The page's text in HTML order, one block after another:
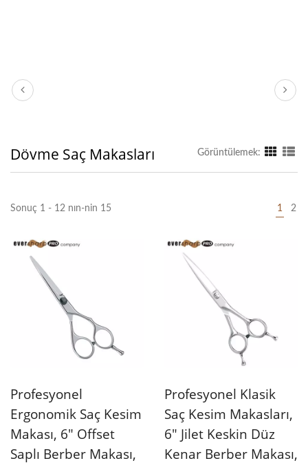
Dövme Saç Makasları Görüntülemek:
Sonuç 1 - 12 nın-nin 15 1 2
Profesyonel
Ergonomik Saç Kesim
Makası, 6" Offset
Saplı Berber Makası,
Profesyonel Klasik
Saç Kesim Makasları,
6" Jilet Keskin Düz
Kenar Berber Makası,